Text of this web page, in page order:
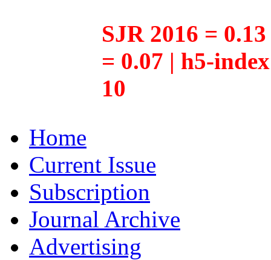
SJR 2016 =
= 0.07 | h5-
10
Home
Current Issue
Subscription
Journal Archive
Advertising